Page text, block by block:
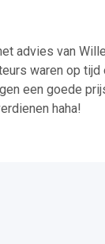
advies van
waren op tijd
een goede
haha!